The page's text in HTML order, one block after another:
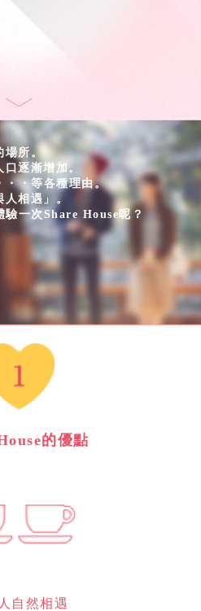
所。
逐漸增加。
・・等各種理由。
相遇」。
一次Share House呢？
的優點
自然相遇